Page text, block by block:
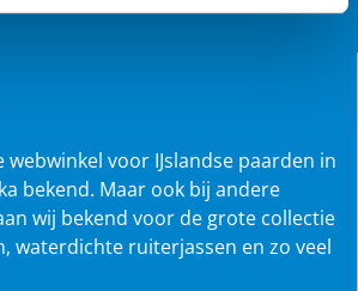
voor IJslandse paarden in
bekend. Maar ook bij andere
wij bekend voor de grote collectie
waterdichte ruiterjassen en zo veel